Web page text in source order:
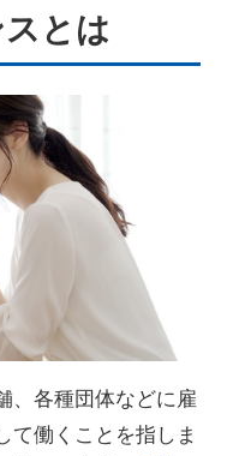
とは
、各種団体などに雇
て働くことを指しま